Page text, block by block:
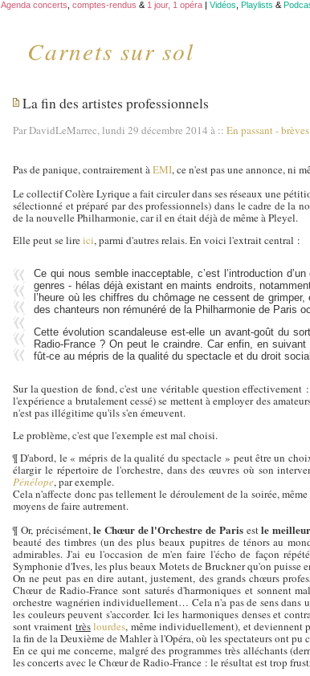
Carnets sur sol
Agenda concerts comptes-rendus & 1 jour, 1 opéra | Vidéos Playlists &
La fin des artistes professionnels
Par DavidLeMarrec, lundi 29 décembre 2014 à :: En passant -
Pas de panique, contrairement àEMI, ce n'est pas une annonce, ni
Le collectif Colère Lyrique a fait circuler dans ses réseaux une
sélectionné et préparé par des professionnels) dans le cadre de
de la nouvelle Philharmonie, car il en était déjà de même à Pleyel.
Elle peut se lireici, parmi d'autres relais. En voici l'extrait central :
Ce qui nous semble inacceptable, c’est l’introduction
genres - hélas déjà existant en maints endroits,
l’heure où les chiffres du chômage ne cessent de
des chanteurs non rémunéré de la Philharmonie de Paris
Cette évolution scandaleuse est-elle un avant-goût du
Radio-France ? On peut le craindre. Car enfin, en
fût-ce au mépris de la qualité du spectacle et du droit
Sur la question de fond, c'est une véritable question effectivement
l'expérience a brutalement cessé) se mettent à employer des
n'est pas illégitime qu'ils s'en émeuvent.
Le problème, c'est que l'exemple est mal choisi.
¶ D'abord, le « mépris de la qualité du spectacle » peut être un
élargir le répertoire de l'orchestre, dans des œuvres où son
Pénélope, par exemple.
Cela n'affecte donc pas tellement le déroulement de la soirée,
moyens de faire autrement.
¶ Or, précisément,le Chœur de l'Orchestre de Parisestle
beauté des timbres (un des plus beaux pupitres de ténors au
admirables. J'ai eu l'occasion de m'en faire l'écho de façon
Symphonie d'Ives, les plus beaux Motets de Bruckner qu'on puisse
On ne peut pas en dire autant, justement, des grands chœurs
Chœur de Radio-France sont saturés d'harmoniques et sonnent
orchestre wagnérien individuellement… Cela n'a pas de sens dans
les couleurs peuvent s'accorder. Ici les harmoniques denses et
sont vraiment trèslourdes, même individuellement), et deviennent
la fin de la Deuxième de Mahler à l'Opéra, où les spectateurs ont
En ce qui me concerne, malgré des programmes très alléchants
les concerts avec le Chœur de Radio-France : le résultat est trop